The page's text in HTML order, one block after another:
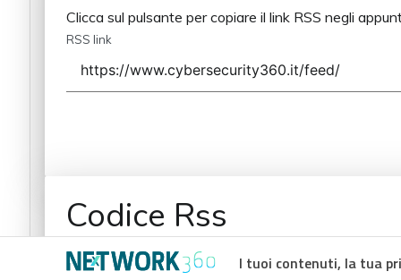
I tuoi contenuti, la tua
Clicca sul pulsante per copiare il link RSS negli
RSS link
Codice Rss
RSS link